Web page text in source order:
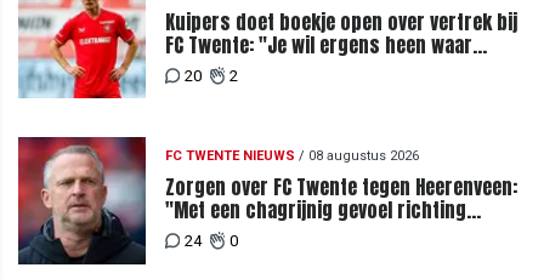
Kuipers doet boekje open over vertrek bij
FC Twente: "Je wil ergens heen waar
mensen je waarderen"
20 2
FC TWENTE NIEUWS / 08 augustus 2026
Zorgen over FC Twente tegen Heerenveen:
"Met een chagrijnig gevoel richting
Slowakije"
24 0